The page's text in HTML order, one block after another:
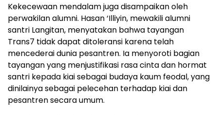
Kekecewaan mendalam juga disampaikan oleh
perwakilan alumni. Hasan ‘Illiyin, mewakili alumni
santri Langitan, menyatakan bahwa tayangan
Trans7 tidak dapat ditoleransi karena telah
mencederai dunia pesantren. Ia menyoroti bagian
tayangan yang menjustifikasi rasa cinta dan hormat
santri kepada kiai sebagai budaya kaum feodal, yang
dinilainya sebagai pelecehan terhadap kiai dan
pesantren secara umum.